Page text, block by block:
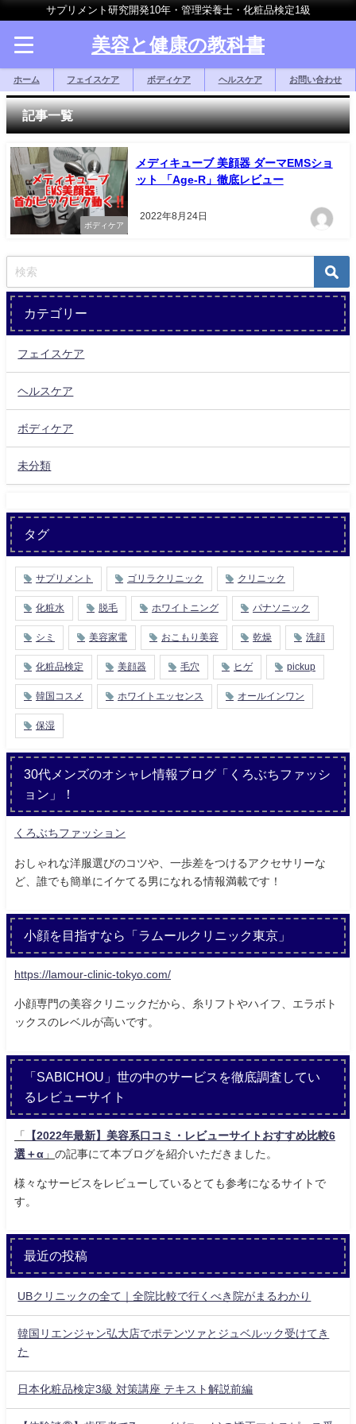
サプリメント研究開発10年・管理栄養士・化粧品検定1級
美容と健康の教科書
ホーム フェイスケア ボディケア ヘルスケア お問い合わせ
記事一覧
ボディケア
メディキューブ 美顔器 ダーマEMSショ
ット 「Age-R」徹底レビュー
2022年8月24日
カテゴリー
フェイスケア
ヘルスケア
ボディケア
未分類
タグ
サプリメント ゴリラクリニック クリニック
化粧水 脱毛 ホワイトニング パナソニック
シミ 美容家電 おこもり美容 乾燥 洗顔
化粧品検定 美顔器 毛穴 ヒゲ pickup
韓国コスメ ホワイトエッセンス オールインワン
保湿
30代メンズのオシャレ情報ブログ「くろぶちファッシ
ョン」！
くろぶちファッション
おしゃれな洋服選びのコツや、一歩差をつけるアクセサリーな
ど、誰でも簡単にイケてる男になれる情報満載です！
小顔を目指すなら「ラムールクリニック東京」
https://lamour-clinic-tokyo.com/
小顔専門の美容クリニックだから、糸リフトやハイフ、エラボト
ックスのレベルが高いです。
「SABICHOU」世の中のサービスを徹底調査してい
るレビューサイト
「
【2022年最新】美容系口コミ・レビューサイトおすすめ比較6
選＋α 」 の記事にて本ブログを紹介いただきました。
様々なサービスをレビューしているとても参考になるサイトで
す。
最近の投稿
UBクリニックの全て｜全院比較で行くべき院がまるわかり
韓国リエンジャン弘大店でポテンツァとジュベルック受けてき
た
日本化粧品検定3級 対策講座 テキスト解説前編